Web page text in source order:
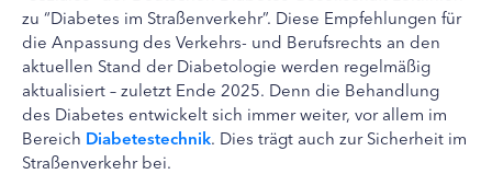
zu “Diabetes im Straßenverkehr”. Diese Empfehlungen für
die Anpassung des Verkehrs- und Berufsrechts an den
aktuellen Stand der Diabetologie werden regelmäßig
aktualisiert – zuletzt Ende 2025. Denn die Behandlung
des Diabetes entwickelt sich immer weiter, vor allem im
Bereich Diabetestechnik. Dies trägt auch zur Sicherheit im
Straßenverkehr bei.